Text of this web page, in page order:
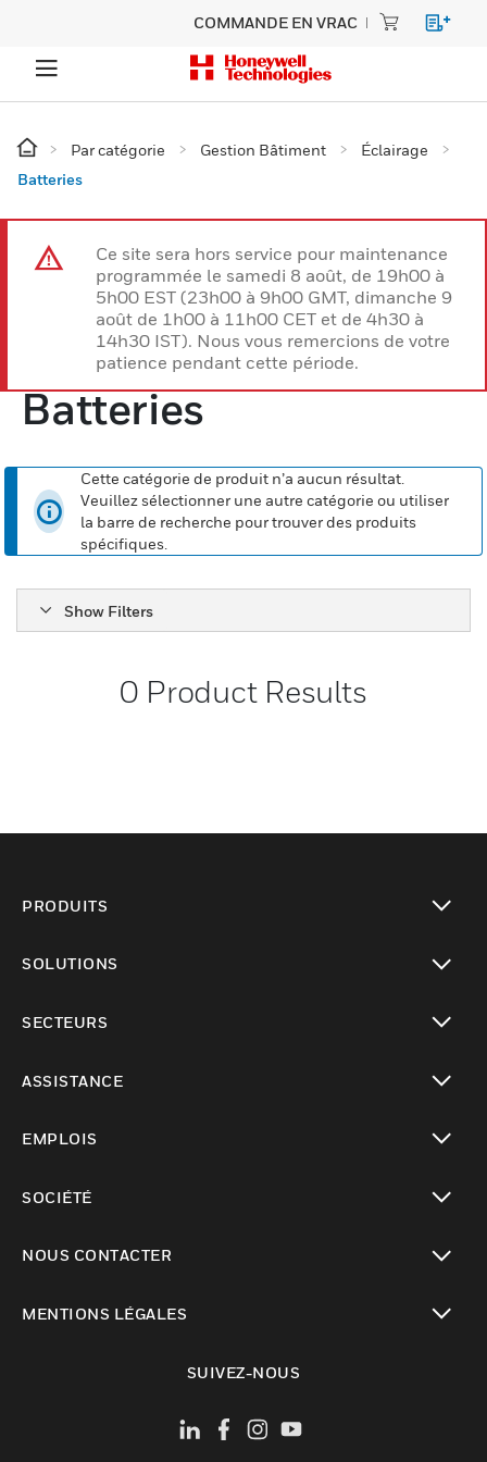
COMMANDE EN VRAC
Par catégorie Gestion Bâtiment
Éclairage
Batteries
Ce site sera hors service pour maintenance
programmée le samedi 8 août, de 19h00 à
5h00 EST (23h00 à 9h00 GMT, dimanche 9
août de 1h00 à 11h00 CET et de 4h30 à
14h30 IST). Nous vous remercions de votre
patience pendant cette période.
Batteries
Cette catégorie de produit n’a aucun résultat.
Veuillez sélectionner une autre catégorie ou utiliser
la barre de recherche pour trouver des produits
spécifiques.
Show Filters
0 Product Results
PRODUITS
SOLUTIONS
SECTEURS
ASSISTANCE
EMPLOIS
SOCIÉTÉ
NOUS CONTACTER
MENTIONS LÉGALES
SUIVEZ-NOUS